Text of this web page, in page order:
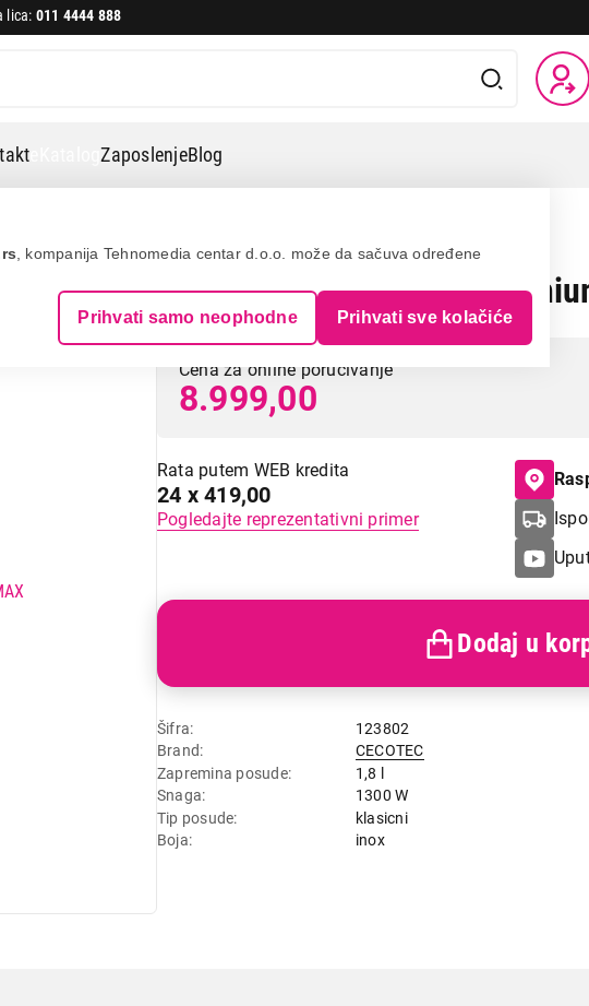
, kompanija Tehnomedia centar d.o.o. može da sačuva određene
Prihvati samo neophodne Prihvati sve kolačiće
lica: 011 4444 888
eKatalogZaposlenjeBlog
CECOTEC Power Black
Cena za online poručivanje
8.999,00
Rata putem WEB kredita
24 x 419,00
Pogledajte reprezentativni primer
Šifra
123802
Brand
CECOTEC
Zapremina posude
1,8 l
Snaga
1300 W
Tip posude
klasicni
Boja
inox
Dodaj u